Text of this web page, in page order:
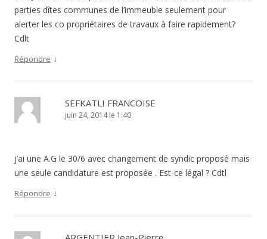
parties dîtes communes de l’immeuble seulement pour
alerter les co propriétaires de travaux à faire rapidement?
Cdlt
Répondre ↓
SEFKATLI FRANCOISE
juin 24, 2014 le 1:40
j’ai une A.G le 30/6 avec changement de syndic proposé mais
une seule candidature est proposée . Est-ce légal ? Cdtl
Répondre ↓